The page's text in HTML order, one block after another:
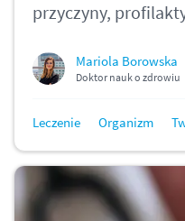
przyczyny,
Mariola Borowska
Doktor nauk o zdrowiu
Leczenie Organizm